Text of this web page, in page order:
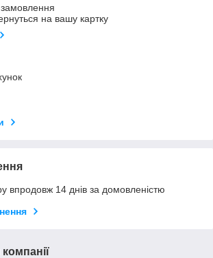
на вашу картку
впродовж 14 днів за домовленістю